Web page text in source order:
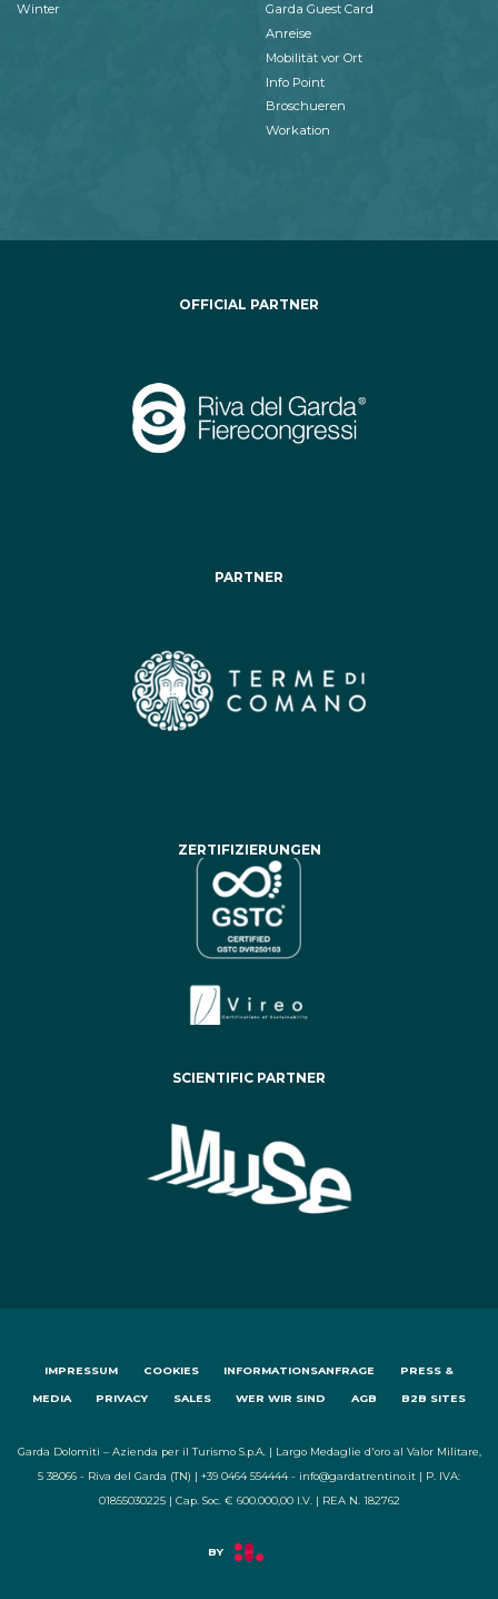
Winter
Garda Guest Card
Anreise
Mobilität vor Ort
Info Point
Broschueren
Workation
OFFICIAL PARTNER
PARTNER
ZERTIFIZIERUNGEN
SCIENTIFIC PARTNER
IMPRESSUM COOKIES INFORMATIONSANFRAGE PRESS &
MEDIA PRIVACY SALES WER WIR SIND AGB B2B SITES
Garda Dolomiti – Azienda per il Turismo S.p.A. | Largo Medaglie d'oro al Valor Militare,
5 38066 - Riva del Garda (TN) | +39 0464 554444 - info@gardatrentino.it | P. IVA:
01855030225 | Cap. Soc. € 600.000,00 I.V. | REA N. 182762